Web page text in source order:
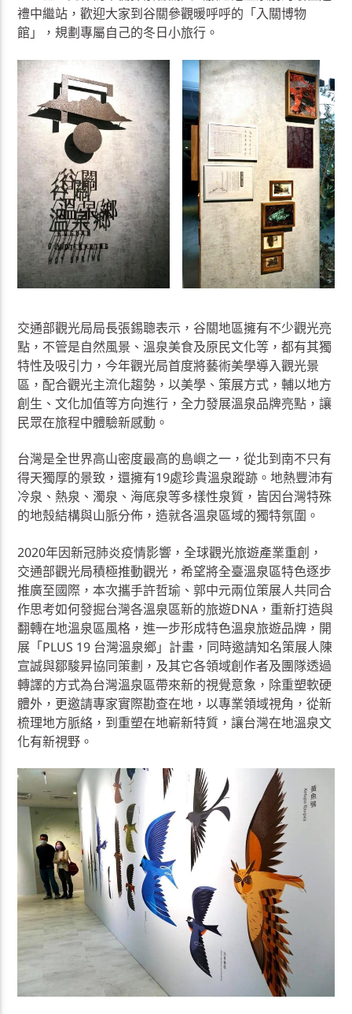
禮中繼站，歡迎大家到谷關參觀暖呼呼的「入關博物
館」，規劃專屬自己的冬日小旅行。
交通部觀光局局長張錫聰表示，谷關地區擁有不少觀光亮
點，不管是自然風景、溫泉美食及原民文化等，都有其獨
特性及吸引力，今年觀光局首度將藝術美學導入觀光景
區，配合觀光主流化趨勢，以美學、策展方式，輔以地方
創生、文化加值等方向進行，全力發展溫泉品牌亮點，讓
民眾在旅程中體驗新感動。
台灣是全世界高山密度最高的島嶼之一，從北到南不只有
得天獨厚的景致，還擁有19處珍貴溫泉蹤跡。地熱豐沛有
冷泉、熱泉、濁泉、海底泉等多樣性泉質，皆因台灣特殊
的地殼結構與山脈分佈，造就各溫泉區域的獨特氛圍。
2020年因新冠肺炎疫情影響，全球觀光旅遊產業重創，
交通部觀光局積極推動觀光，希望將全臺溫泉區特色逐步
推廣至國際，本次攜手許哲瑜、郭中元兩位策展人共同合
作思考如何發掘台灣各溫泉區新的旅遊DNA，重新打造與
翻轉在地溫泉區風格，進一步形成特色溫泉旅遊品牌，開
展「PLUS 19 台灣溫泉鄉」計畫，同時邀請知名策展人陳
宣誠與鄒駿昇協同策劃，及其它各領域創作者及團隊透過
轉譯的方式為台灣溫泉區帶來新的視覺意象，除重塑軟硬
體外，更邀請專家實際勘查在地，以專業領域視角，從新
梳理地方脈絡，到重塑在地嶄新特質，讓台灣在地溫泉文
化有新視野。